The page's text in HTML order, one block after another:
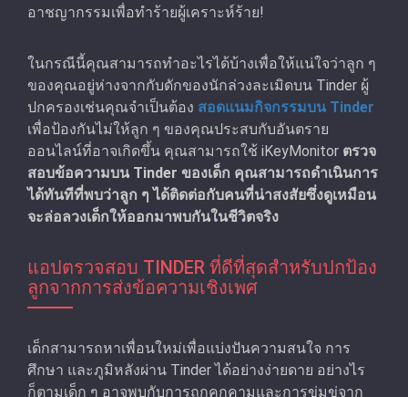
อาชญากรรมเพื่อทําร้ายผู้เคราะห์ร้าย!
ในกรณีนี้คุณสามารถทําอะไรได้บ้างเพื่อให้แน่ใจว่าลูก ๆ
ของคุณอยู่ห่างจากกับดักของนักล่วงละเมิดบน Tinder ผู้
ปกครองเช่นคุณจำเป็นต้อง สอดแนมกิจกรรมบน Tinder
เพื่อป้องกันไม่ให้ลูก ๆ ของคุณประสบกับอันตราย
ออนไลน์ที่อาจเกิดขึ้น คุณสามารถใช้ iKeyMonitor ตรวจ
สอบข้อความบน Tinder ของเด็ก คุณสามารถดำเนินการ
ได้ทันทีที่พบว่าลูก ๆ ได้ติดต่อกับคนที่น่าสงสัยซึ่งดูเหมือน
จะล่อลวงเด็กให้ออกมาพบกันในชีวิตจริง
แอปตรวจสอบ TINDER ที่ดีที่สุดสำหรับปกป้อง
ลูกจากการส่งข้อความเชิงเพศ
เด็กสามารถหาเพื่อนใหม่เพื่อแบ่งปันความสนใจ การ
ศึกษา และภูมิหลังผ่าน Tinder ได้อย่างง่ายดาย อย่างไร
ก็ตามเด็ก ๆ อาจพบกับการถูกคุกคามและการข่มขู่จาก